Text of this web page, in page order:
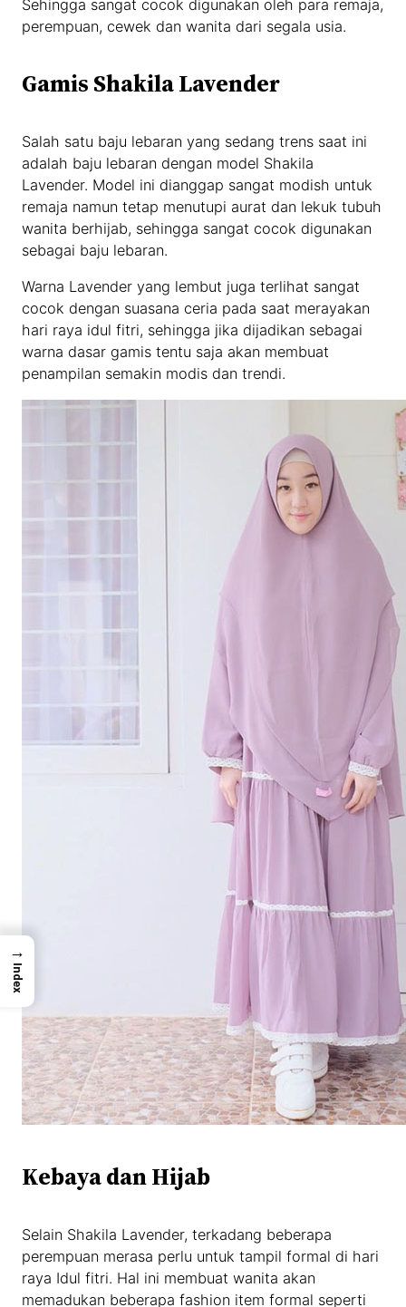
Sehingga sangat cocok digunakan oleh para remaja,
perempuan, cewek dan wanita dari segala usia.
Gamis Shakila Lavender
Salah satu baju lebaran yang sedang trens saat ini
adalah baju lebaran dengan model Shakila
Lavender. Model ini dianggap sangat modish untuk
remaja namun tetap menutupi aurat dan lekuk tubuh
wanita berhijab, sehingga sangat cocok digunakan
sebagai baju lebaran.
Warna Lavender yang lembut juga terlihat sangat
cocok dengan suasana ceria pada saat merayakan
hari raya idul fitri, sehingga jika dijadikan sebagai
warna dasar gamis tentu saja akan membuat
penampilan semakin modis dan trendi.
Kebaya dan Hijab
Selain Shakila Lavender, terkadang beberapa
perempuan merasa perlu untuk tampil formal di hari
raya Idul fitri. Hal ini membuat wanita akan
memadukan beberapa fashion item formal seperti
→
Index